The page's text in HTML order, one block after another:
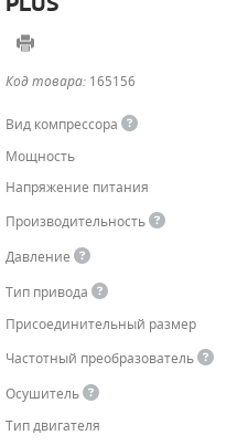
Код товара: 165156
Вид компрессора
Мощность
Напряжение питания
Производительность
Давление
Тип привода
Присоединительный размер
Частотный преобразователь
Осушитель
Тип двигателя
САДОВАЯ ТЕХНИКА
ЧИЛЛЕРЫ
КАНАЛИЗАЦИОННЫЕ НАСОСЫ
БЕНЗИНОВЫЕ МОТОПОМПЫ
ТАЛИ И ТЕЛЬФЕРЫ
ОСВЕТИТЕЛЬНЫЕ МАЧТЫ
КОНТРОЛЛЕРЫ (БЛОКИ
ПРЕДОХРАНИТЕЛЬНЫЕ КЛАПАНЫ
ОБРАТНЫЕ КЛАПАНЫ
РЕЛЕ ДАВЛЕНИЯ ДЛЯ ДЛЯ
ДАТЧИКИ
РУКАВА ВЫСОКОГО ДАВЛЕНИЯ
ЗАПЧАСТИ ДЛЯ ВИНТОВЫХ